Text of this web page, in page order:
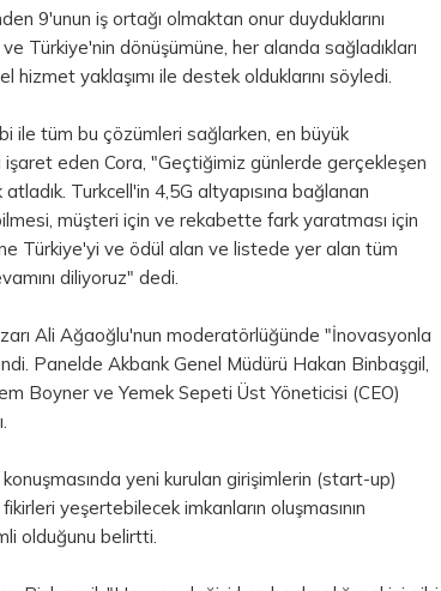
9'unun iş ortağı olmaktan onur duyduklarını
Türkiye'nin dönüşümüne, her alanda sağladıkları
yaklaşımı ile destek olduklarını söyledi.
ile tüm bu çözümleri sağlarken, en büyük
işaret eden Cora, "Geçtiğimiz günlerde gerçekleşen
Turkcell'in 4,5G altyapısına bağlanan
müşteri için ve rekabette fark yaratması için
Türkiye'yi ve ödül alan ve listede yer alan tüm
diliyoruz" dedi.
Ali Ağaoğlu'nun moderatörlüğünde "İnovasyonla
Panelde Akbank Genel Müdürü Hakan Binbaşgil,
Boyner ve Yemek Sepeti Üst Yöneticisi (CEO)
yeni kurulan girişimlerin (start-up)
yeşertebilecek imkanların oluşmasının
olduğunu belirtti.